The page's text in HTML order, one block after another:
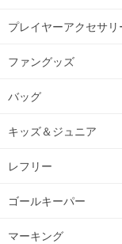
プレイヤーアクセサリ
ファングッズ
バッグ
キッズ＆ジュニア
レフリー
ゴールキーパー
マーキング